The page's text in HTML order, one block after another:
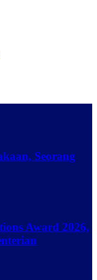
Seorang
Award 2026,